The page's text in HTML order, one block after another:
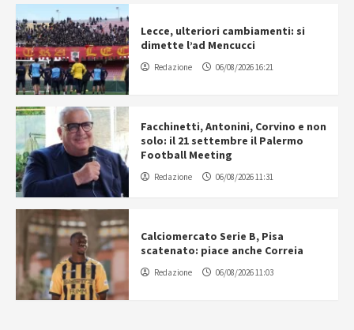
Lecce, ulteriori cambiamenti: si
dimette l’ad Mencucci
Redazione 06/08/2026 16:21
Facchinetti, Antonini, Corvino e non
solo: il 21 settembre il Palermo
Football Meeting
Redazione 06/08/2026 11:31
Calciomercato Serie B, Pisa
scatenato: piace anche Correia
Redazione 06/08/2026 11:03